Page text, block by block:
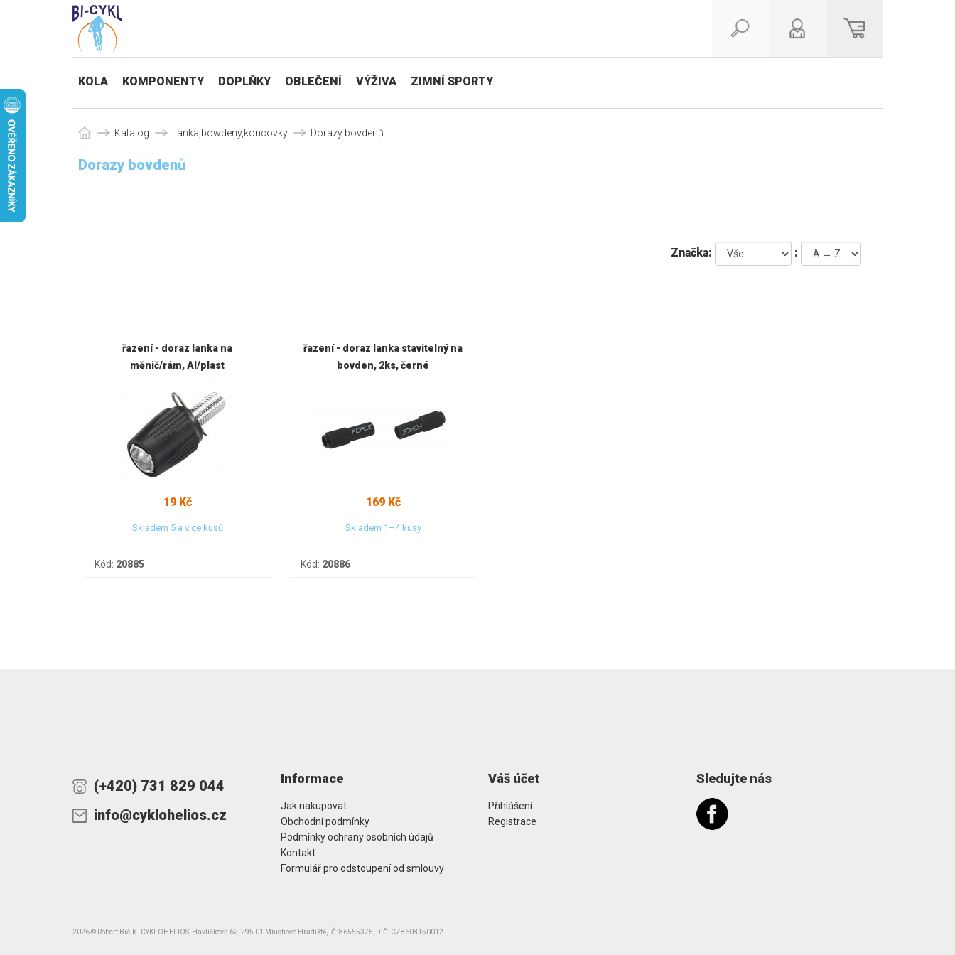
KOLA KOMPONENTY DOPLŇKY OBLEČENÍ VÝŽIVA ZIMNÍ SPORTY
Katalog Lanka,bowdeny,koncovky Dorazy bovdenů
Dorazy bovdenů
Značka: :
řazení - doraz lanka na
měnič/rám, Al/plast
19 Kč
Skladem 5 a více kusů
Kód: 20885
řazení - doraz lanka stavitelný na
bovden, 2ks, černé
169 Kč
Skladem 1–4 kusy
Kód: 20886
(+420) 731 829 044
info@cyklohelios.cz
Informace
Jak nakupovat
Obchodní podmínky
Podmínky ochrany osobních údajů
Kontakt
Formulář pro odstoupení od smlouvy
Váš účet
Přihlášení
Registrace
Sledujte nás
2026 © Robert Bičík - CYKLOHELIOS, Havlíčkova 62, 295 01 Mnichovo Hradiště, IČ: 86555375, DIČ: CZ8608150012